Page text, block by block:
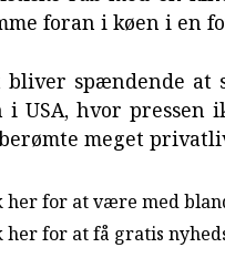
foran i køen i en
bliver spændende at
i USA, hvor pressen
meget
her for at være med
her for at få gratis